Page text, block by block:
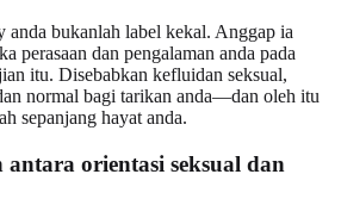
anda bukanlah label kekal. Anggap ia
perasaan dan pengalaman anda pada
itu. Disebabkan kefluidan seksual,
normal bagi tarikan anda—dan oleh itu
sepanjang hayat anda.
orientasi seksual dan